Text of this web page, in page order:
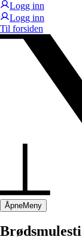
Logg inn
Logg inn
Til forsiden
ÅpneMeny
Brødsmulesti